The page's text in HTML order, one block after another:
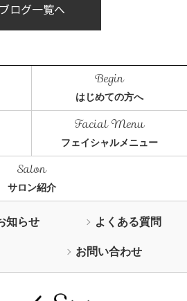
ブログ一覧へ
はじめての方へ
フェイシャルメニュー
サロン紹介
知らせ よくある質問
お問い合わせ